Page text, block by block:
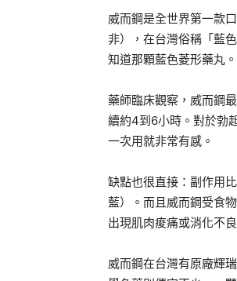
威而鋼是全世界第一款
非），在台灣俗稱「藍
知道那顆藍色菱形藥丸。
藥師臨床觀察，威而鋼
續約4到6小時。對於勃
一次用就非常有感。
缺點也很直接：副作用
藍）。而且威而鋼受食
出現肌肉痠痛或消化不
威而鋼在台灣有原廠輝